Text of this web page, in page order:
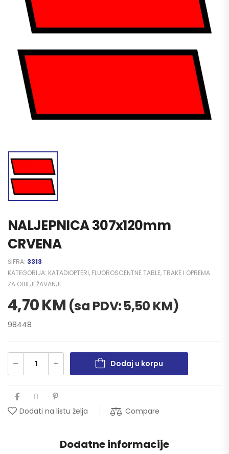
NALJEPNICA 307x120mm
CRVENA
ŠIFRA: 3313
KATEGORIJA: KATADIOPTERI, FLUOROSCENTNE TABLE, TRAKE I OPREMA
ZA OBILJEŽAVANJE
4,70KM (sa PDV:5,50 KM)
98448
Dodaj u korpu
Dodati na listu želja Compare
Dodatne informacije